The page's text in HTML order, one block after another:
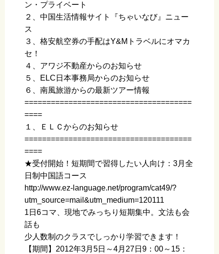
ン・プライベート
２、中国生活情報サイト『ちゃいなび』ニュー
ス
３、格安航空券の手配はY&Mトラベルにオマカ
セ！
４、アワジ不動産からのお知らせ
５、ELC日本事務局からのお知らせ
６、南風旅游からの最新ツアー情報
======================================
====
１、ＥＬＣからのお知らせ
======================================
====
★受付開始！短期間で習得したい人向け：3月全
日制中国語コース
http://www.ez-language.net/program/cat49/?
utm_source=mail&utm_medium=120111
1日6コマ、現地でみっちり短期集中。文法も会
話も
少人数制のクラスでしっかり学習できます！
【期間】2012年3月5日～4月27日9：00～15：